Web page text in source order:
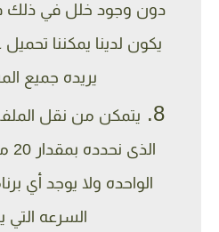
دون وجود خلل في ذلك
يكون لدينا يمكننا تحميل
يريده جميع
يتمكن من نقل
الواحده ولا يوجد أي
السرعه التي